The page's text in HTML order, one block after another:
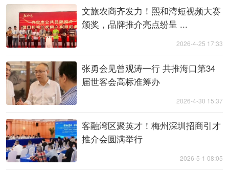
文旅农商齐发力！熙和湾短视频大赛
颁奖，品牌推介亮点纷呈 ...
2026-4-25 17:33
张勇会见曾观涛一行 共推海口第34
届世客会高标准筹办
2026-4-30 15:37
客融湾区聚英才！梅州深圳招商引才
推介会圆满举行
2026-5-1 08:05